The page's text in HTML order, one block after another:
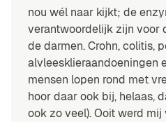
nou wél naar kijkt; de
verantwoordelijk zijn voor
de darmen. Crohn, colitis,
alvleesklieraandoeningen
mensen lopen rond met
hoor daar ook bij, helaas,
ook zo veel). Ooit werd